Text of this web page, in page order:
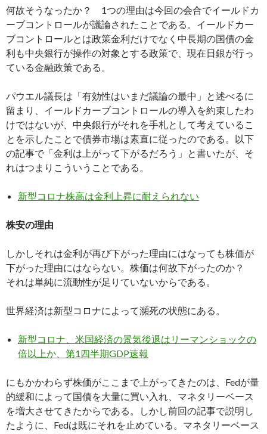
何故そうなったか？ 1つの理由は今回の会合でイールドカ
ーブコントロールが議論されたことである。イールドカー
ブコントロールとは政策金利だけでなく中長期の国債の金
利も中央銀行が操作の対象とする政策で、現在日銀が行っ
ている金融政策である。
パウエル議長は「有効性はいまだ議論の最中」と述べるに
留まり、イールドカーブコントロールの導入を約束したわ
けではないが、中央銀行がそれを手札として考えているこ
とを示したことで債券市場は素直に従ったのである。以下
の記事で「金利は上がって下がるだろう」と書いたが、そ
れはつまりこういうことである。
新型コロナ株高は金利上昇に耐えられない
株安の理由
しかしそれは金利が再び下がった理由にはなっても株価が
下がった理由にはならない。株価は何故下がったのか？
それは単純に流動性が足りていないからである。
世界経済は新型コロナによって瀕死の状態にある。
新型コロナ、米国経済の景気後退はリーマンショックの
倍以上か、第1四半期GDP速報
にもかかわらず株価がここまで上がってきたのは、Fedが量
的緩和によって国債を大量に買い入れ、マネタリーベース
を増大させてきたからである。しかし前回の記事で説明し
たように、Fedは既にそれを止めている。マネタリーベース